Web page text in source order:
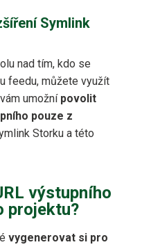
Symlink
nad tím, kdo se
feedu, můžete využít
umožní povolit
pouze z
Storku a této
výstupního
projektu?
vygenerovat si pro